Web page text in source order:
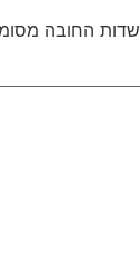
שדות החובה